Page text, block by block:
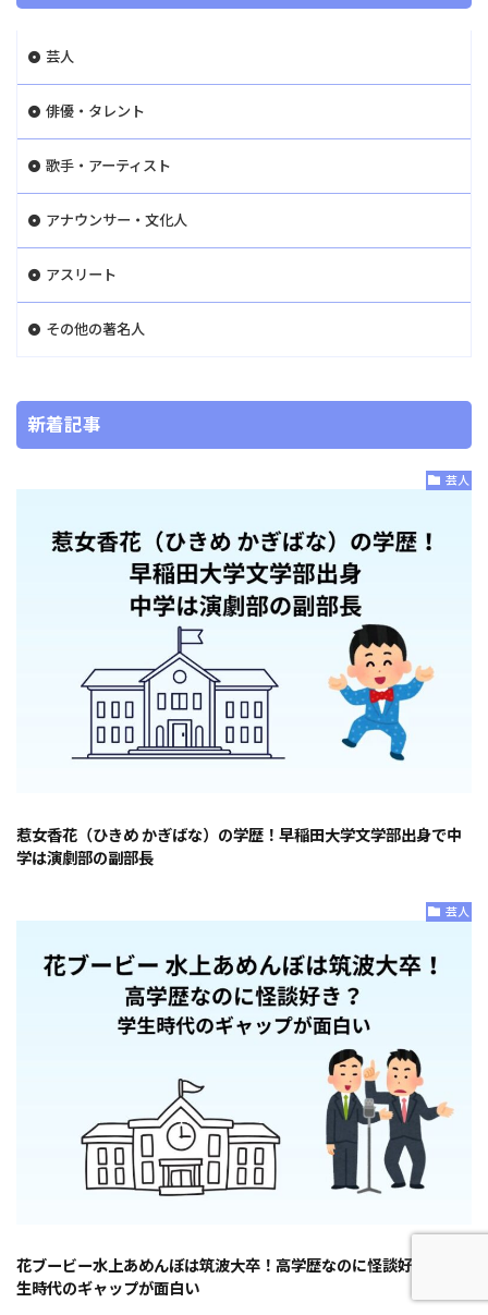
芸人
俳優・タレント
歌手・アーティスト
アナウンサー・文化人
アスリート
その他の著名人
新着記事
芸人
惹女香花（ひきめ かぎばな）の学歴！早稲田大学文学部出身で中
学は演劇部の副部長
芸人
花ブービー水上あめんぼは筑波大卒！高学歴なのに怪談好き？学
生時代のギャップが面白い